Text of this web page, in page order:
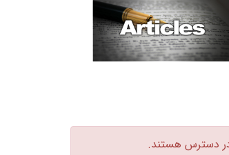
در دسترس هستند.‏